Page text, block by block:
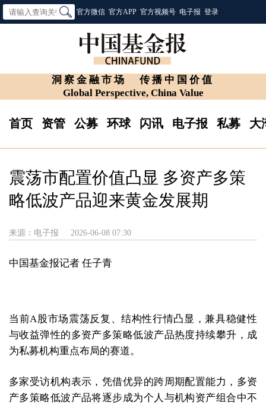
官方微信 官方APP 官方视频号 电子报 登录
洞察金融市场
传播中国价值
Global Perspective, China Value
首页 资管 公募 环球 闪讯 电子报 私募 大
震荡市配置价值凸显 多资产多策
略低波产品迎来黄金发展期
来源：电子报 2026-06-08 07:30
中国基金报记者 任子青
当前A股市场震荡反复、结构性行情凸显，兼具稳健性
与收益弹性的多资产多策略低波产品热度持续攀升，成
为私募机构重点布局的赛道。
多家受访机构表示，凭借优异的跨周期配置能力，多资
产多策略低波产品将逐步成为个人与机构资产组合中不